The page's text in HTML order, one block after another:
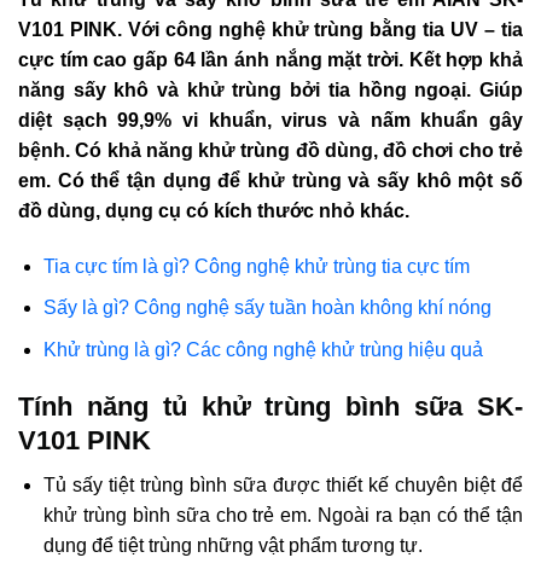
V101 PINK. Với công nghệ khử trùng bằng tia UV – tia
cực tím cao gấp 64 lần ánh nắng mặt trời. Kết hợp khả
năng sấy khô và khử trùng bởi tia hồng ngoại. Giúp
diệt sạch 99,9% vi khuẩn, virus và nấm khuẩn gây
bệnh. Có khả năng khử trùng đồ dùng, đồ chơi cho trẻ
em. Có thể tận dụng để khử trùng và sấy khô một số
đồ dùng, dụng cụ có kích thước nhỏ khác.
Tia cực tím là gì? Công nghệ khử trùng tia cực tím
Sấy là gì? Công nghệ sấy tuần hoàn không khí nóng
Khử trùng là gì? Các công nghệ khử trùng hiệu quả
Tính năng tủ khử trùng bình sữa SK-
V101 PINK
Tủ sấy tiệt trùng bình sữa được thiết kế chuyên biệt để
khử trùng bình sữa cho trẻ em. Ngoài ra bạn có thể tận
dụng để tiệt trùng những vật phẩm tương tự.